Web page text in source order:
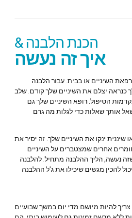
הכנת הלבנה &
איך זה נעשה
השיניים או בבית. עבור הלבנה
כנראה יצלם את השיניים שלך קודם. שלב
הטיפול. רופא השיניים שלך גם
אותך שאלות כדי לגלות מה גרם
שיננית ינקו את השיניים שלך. זה יסיר את
אחרים שמצטברים על השיניים
נעשה, הליך ההלבנה מתחיל. להלבנה
להכין מגשים שיכילו את ג'ל ההלבנה
להיות מיושם מדי יום במשך שבועיים